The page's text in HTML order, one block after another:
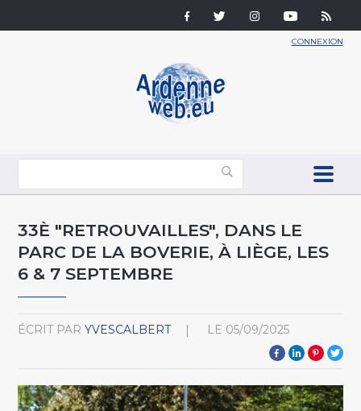
CONNEXION
33È "RETROUVAILLES", DANS LE
PARC DE LA BOVERIE, À LIÈGE, LES
6 & 7 SEPTEMBRE
ÉCRIT PAR YVESCALBERT LE 05/09/2025